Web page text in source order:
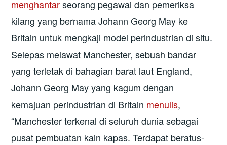
menghantarseorang pegawai dan pemeriksa
kilang yang bernama Johann Georg May ke
Britain untuk mengkaji model perindustrian di situ.
Selepas melawat Manchester, sebuah bandar
yang terletak di bahagian barat laut England,
Johann Georg May yang kagum dengan
kemajuan perindustrian di Britain menulis,
“Manchester terkenal di seluruh dunia sebagai
pusat pembuatan kain kapas. Terdapat beratus-